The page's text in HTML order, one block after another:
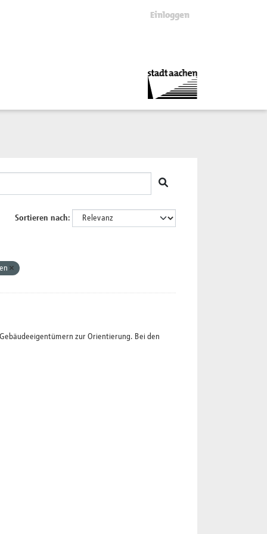
Einloggen
Sortieren nach
zur Orientierung. Bei den